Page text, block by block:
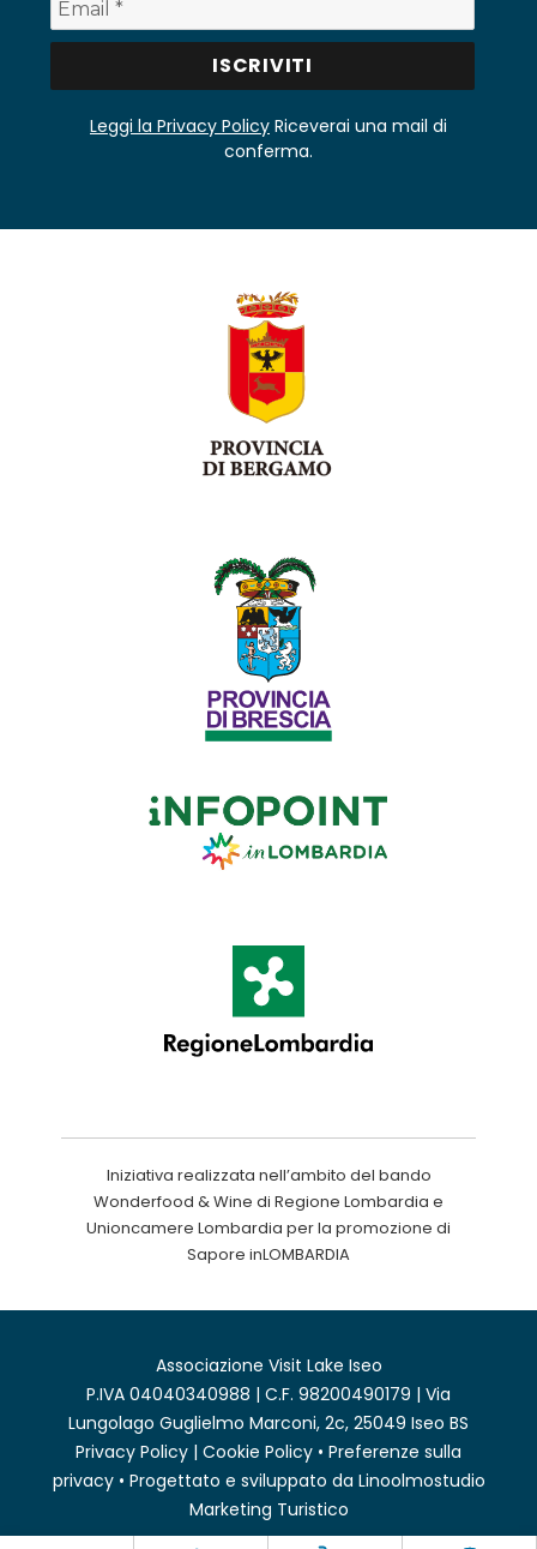
Leggi la Privacy Policy Riceverai una mail di
conferma.
Iniziativa realizzata nell’ambito del bando
Wonderfood & Wine di Regione Lombardia e
Unioncamere Lombardia per la promozione di
Sapore inLOMBARDIA
Associazione Visit Lake Iseo
P.IVA 04040340988 | C.F. 98200490179 | Via
Lungolago Guglielmo Marconi, 2c, 25049 Iseo BS
Privacy Policy | Cookie Policy • Preferenze sulla
privacy• Progettato e sviluppato da Linoolmostudio
Marketing Turistico